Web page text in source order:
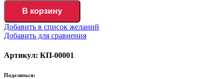
В корзину
Добавить в список желаний
Добавить для сравнения
Артикул: КП-00001
Поделиться: